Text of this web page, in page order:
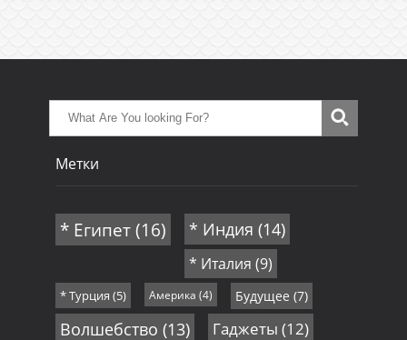
Метки
* Египет(16) * Индия (14)
* Италия (9)
* Турция (5) Америка (4) Будущее (7)
Волшебство (13) Гаджеты (12)